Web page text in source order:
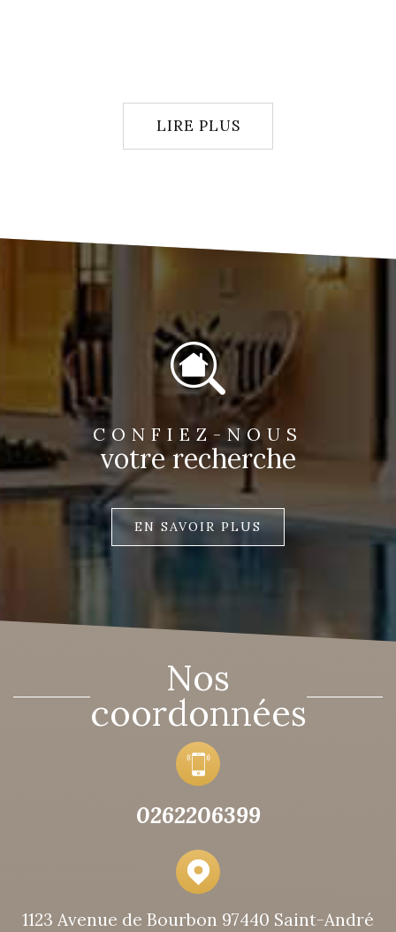
LIRE PLUS
CONFIEZ-NOUS
votre recherche
EN SAVOIR PLUS
Nos
coordonnées
0262206399
1123 Avenue de Bourbon 97440 Saint-André